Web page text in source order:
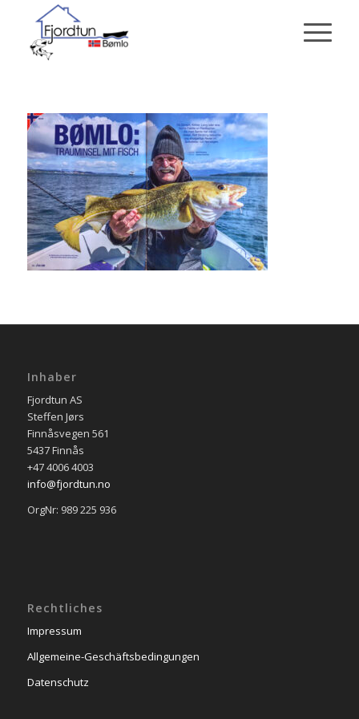
Inhaber
Fjordtun AS
Steffen Jørs
Finnåsvegen 561
5437 Finnås
+47 4006 4003
info@fjordtun.no
OrgNr: 989 225 936
Rechtliches
Impressum
Allgemeine-Geschäftsbedingungen
Datenschutz